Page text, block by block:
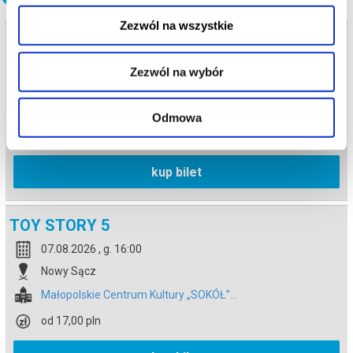
Zezwól na wszystkie
Zezwól na wybór
Odmowa
TOY STORY 5
od 17,00 pln
kup bilet
TOY STORY 5
07.08.2026 , g. 16:00
Nowy Sącz
Małopolskie Centrum Kultury „SOKÓŁ”...
od 17,00 pln